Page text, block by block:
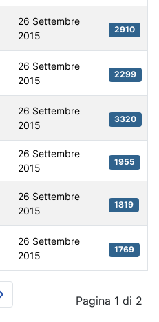
26 Settembre
2015
2910
26 Settembre
2015
2299
26 Settembre
2015
3320
26 Settembre
2015
1955
26 Settembre
2015
1819
26 Settembre
2015
1769
Pagina 1 di 2